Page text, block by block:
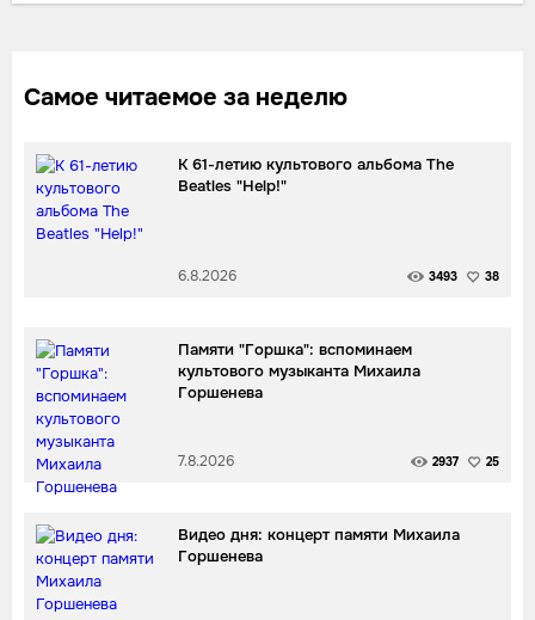
Самое читаемое за неделю
К 61-летию культового альбома The
Beatles "Help!"
6.8.2026 3493 38
Памяти "Горшка": вспоминаем
культового музыканта Михаила
Горшенева
7.8.2026 2937 25
Видео дня: концерт памяти Михаила
Горшенева